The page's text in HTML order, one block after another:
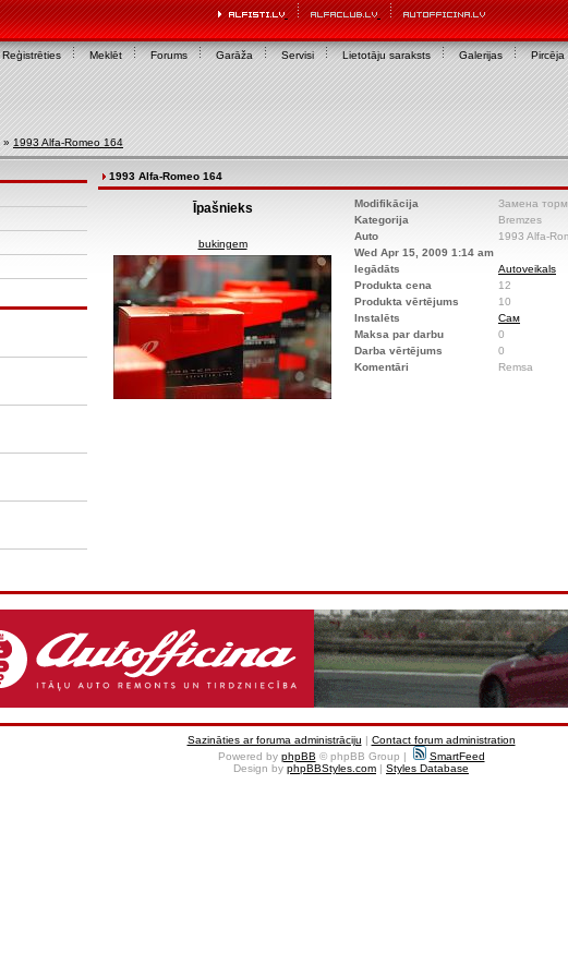
Reģistrēties Meklēt Forums Garāža Servisi Lietotāju saraksts Galerijas Pircēja
» 1993 Alfa-Romeo 164
1993 Alfa-Romeo 164
Īpašnieks
bukingem
Modifikācija
Замена
Kategorija
Bremzes
Auto
1993 Alfa-
Wed Apr 15, 2009 1:14 am
Iegādāts
Autoveikals
Produkta cena
12
Produkta vērtējums
10
Instalēts
Сам
Maksa par darbu
0
Darba vērtējums
0
Komentāri
Remsa
Sazināties ar foruma administrāciju | Contact forum administration
Powered by phpBB © phpBB Group |
SmartFeed
Design by phpBBStyles.com | Styles Database